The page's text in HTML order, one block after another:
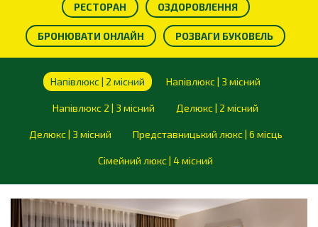
РЕСТОРАН ОЗДОРОВЛЕННЯ
БРОНЮВАТИ ОНЛАЙН РОЗВАГИ БУКОВЕЛЬ
Напівлюкс | 2 місний Напівлюкс | 3 місний
Напівлюкс 2 | 3 місний Делюкс | 2 місний
Делюкс | 3 місний Представницький люкс | 6 місць
Сімейний люкс | 4 місний